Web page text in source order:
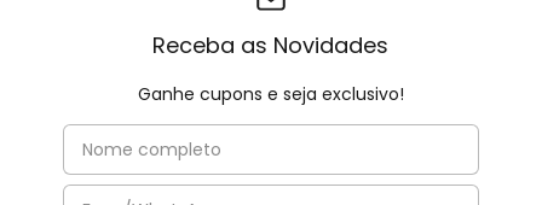
Receba as Novidades
Ganhe cupons e seja exclusivo!